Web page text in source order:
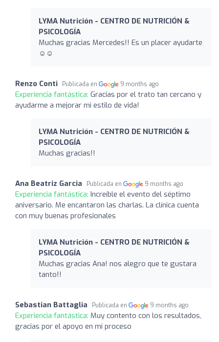
LYMA Nutrición - CENTRO DE NUTRICIÓN &
PSICOLOGÍA
Muchas gracias Mercedes!! Es un placer ayudarte
☺️☺️
Renzo Conti Publicada en 9 months ago
Experiencia fantástica: Gracias por el trato tan cercano y
ayudarme a mejorar mi estilo de vida!
LYMA Nutrición - CENTRO DE NUTRICIÓN &
PSICOLOGÍA
Muchas gracias!!
Ana Beatriz Garcia Publicada en 9 months ago
Experiencia fantástica: Increíble el evento del séptimo
aniversario. Me encantaron las charlas. La clínica cuenta
con muy buenas profesionales
LYMA Nutrición - CENTRO DE NUTRICIÓN &
PSICOLOGÍA
Muchas gracias Ana! nos alegro que te gustara
tanto!!
Sebastian Battaglia Publicada en 9 months ago
Experiencia fantástica: Muy contento con los resultados,
gracias por el apoyo en mi proceso